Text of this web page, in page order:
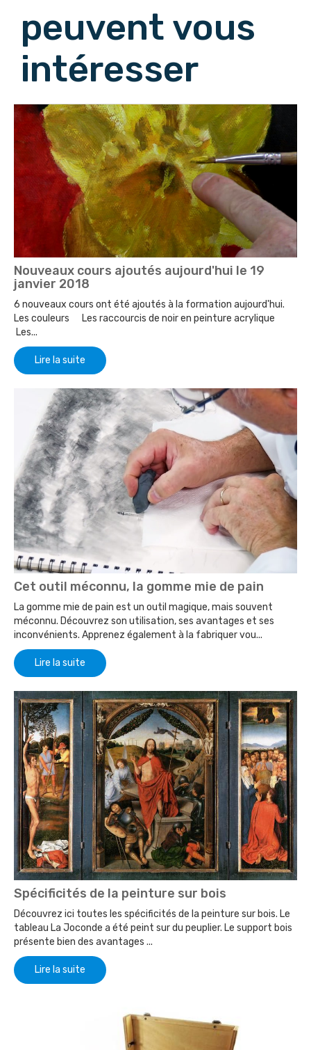
peuvent vous
intéresser
Nouveaux cours ajoutés aujourd'hui le 19
janvier 2018
6 nouveaux cours ont été ajoutés à la formation aujourd'hui.
Les couleurs Les raccourcis de noir en peinture acrylique
Les...
Lire la suite
Cet outil méconnu, la gomme mie de pain
La gomme mie de pain est un outil magique, mais souvent
méconnu. Découvrez son utilisation, ses avantages et ses
inconvénients. Apprenez également à la fabriquer vou...
Lire la suite
Spécificités de la peinture sur bois
Découvrez ici toutes les spécificités de la peinture sur bois. Le
tableau La Joconde a été peint sur du peuplier. Le support bois
présente bien des avantages ...
Lire la suite